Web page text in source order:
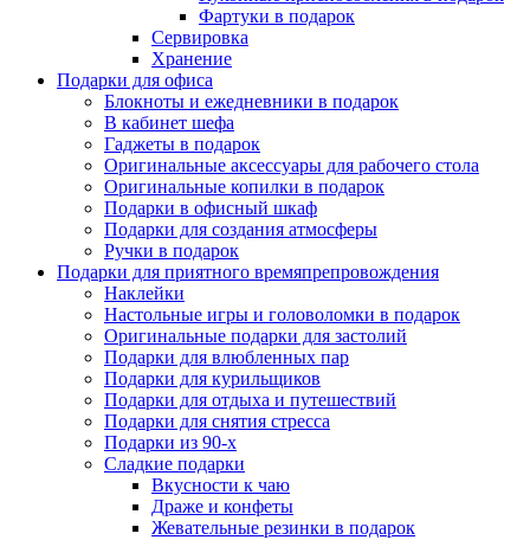
Фартуки в подарок
Сервировка
Хранение
Подарки для офиса
Блокноты и ежедневники в подарок
В кабинет шефа
Гаджеты в подарок
Оригинальные аксессуары для рабочего стола
Оригинальные копилки в подарок
Подарки в офисный шкаф
Подарки для создания атмосферы
Ручки в подарок
Подарки для приятного времяпрепровождения
Наклейки
Настольные игры и головоломки в подарок
Оригинальные подарки для застолий
Подарки для влюбленных пар
Подарки для курильщиков
Подарки для отдыха и путешествий
Подарки для снятия стресса
Подарки из 90-х
Сладкие подарки
Вкусности к чаю
Драже и конфеты
Жевательные резинки в подарок